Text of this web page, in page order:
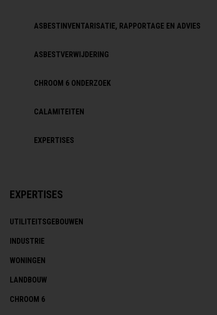
ASBESTINVENTARISATIE, RAPPORTAGE EN ADVIES
ASBESTVERWIJDERING
CHROOM 6 ONDERZOEK
CALAMITEITEN
EXPERTISES
EXPERTISES
UTILITEITSGEBOUWEN
INDUSTRIE
WONINGEN
LANDBOUW
CHROOM 6